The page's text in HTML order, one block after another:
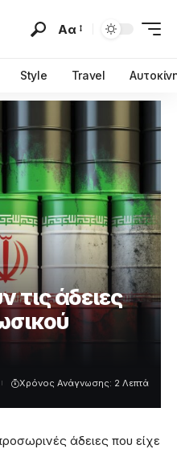
Αα
Style Travel
άδειες
Χρόνος Ανάγνωσης: 2 Λεπτά
άδειες που είχε